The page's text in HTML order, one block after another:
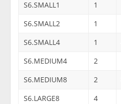
S6.SMALL1 1
S6.SMALL2
1
S6.SMALL4
1
S6.MEDIUM4
2
S6.MEDIUM8
2
S6.LARGE8
4